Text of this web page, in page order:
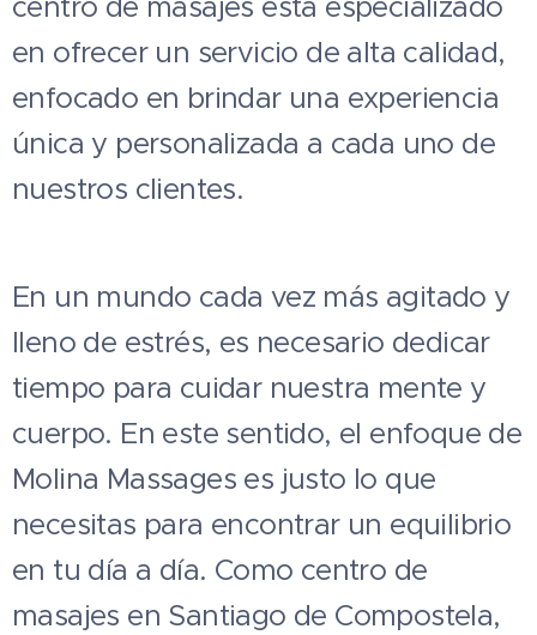
en ofrecer un servicio de alta calidad,
enfocado en brindar una experiencia
única y personalizada a cada uno de
nuestros clientes.
En un mundo cada vez más agitado y
lleno de estrés, es necesario dedicar
tiempo para cuidar nuestra mente y
cuerpo. En este sentido, el enfoque de
Molina Massages es justo lo que
necesitas para encontrar un equilibrio
en tu día a día. Como centro de
masajes en Santiago de Compostela,